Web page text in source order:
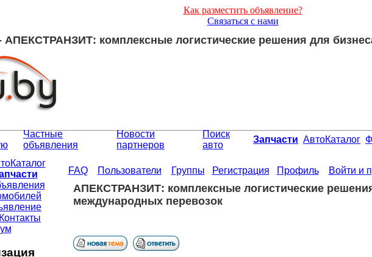
Как разместить объявление?
Связаться с нами
комплексные логистические решения для
Частные
объявления
Новости
партнеров
Поиск
авто
Запчасти АвтоКаталог
Контакты
FAQ Пользователи Группы Регистрация Профиль Войти и
АПЕКСТРАНЗИТ: комплексные логистические
международных перевозок